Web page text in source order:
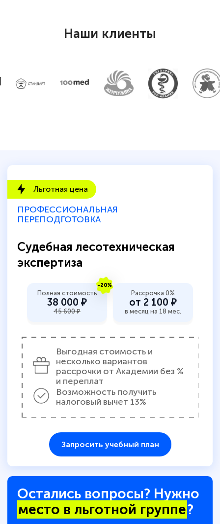
Наши клиенты
Льготная цена
ПРОФЕССИОНАЛЬНАЯ
ПЕРЕПОДГОТОВКА
Судебная лесотехническая
экспертиза
-20%
Полная стоимость
38 000 ₽
45 600 ₽
Рассрочка 0%
от 2 100 ₽
в месяц на 18 мес.
Выгодная стоимость и
несколько вариантов
рассрочки от Академии без %
и переплат
Возможность получить
налоговый вычет 13%
Запросить учебный план
Остались вопросы? Нужно
место в льготной группе?